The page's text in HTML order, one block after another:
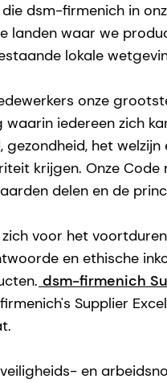
dsm-firmenich in
landen waar we
lokale
onze
iedereen zich
het
krijgen. Onze
delen en de
voor het
en ethische
dsm-firmenich
Supplier
en